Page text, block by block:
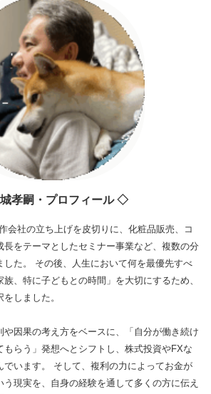
孝嗣・プロフィール ◇
会社の立ち上げを皮切りに、化粧品販売、コ
長をテーマとしたセミナー事業など、複数の分
した。 その後、人生において何を最優先すべ
、特に子どもとの時間」を大切にするため、
しました。
や因果の考え方をベースに、「自分が働き続け
もらう」発想へとシフトし、株式投資やFXな
でいます。 そして、複利の力によってお金が
現実を、自身の経験を通して多くの方に伝え